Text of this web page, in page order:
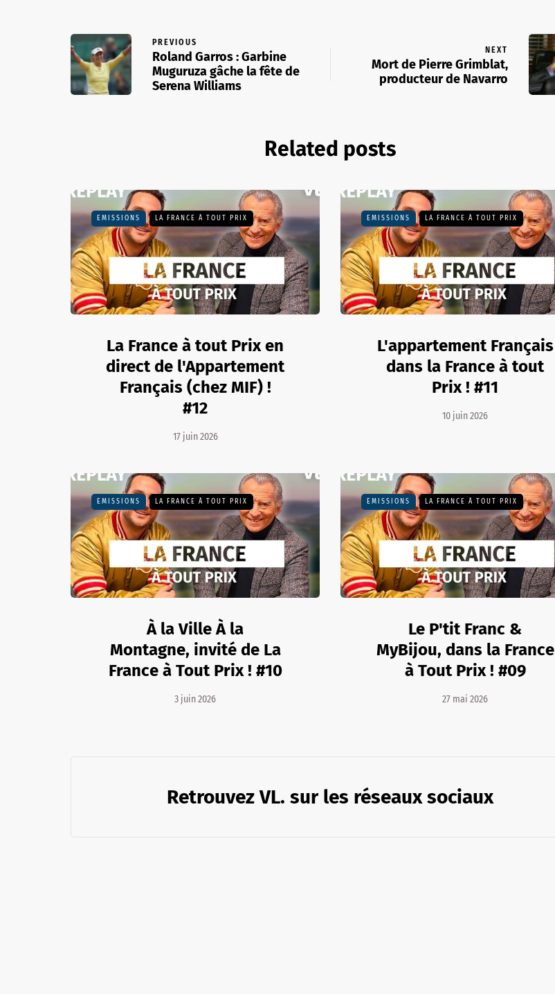
PREVIOUS
Roland Garros : Garbine
Muguruza gâche la fête de
Serena Williams
NEXT
Mort de Pierre Grimblat,
producteur de Navarro
Related posts
EMISSIONS LA FRANCE À TOUT PRIX
La France à tout Prix en
direct de l'Appartement
Français (chez MIF) !
#12
17 juin 2026
EMISSIONS LA FRANCE À TOUT PRIX
L'appartement Français
dans la France à tout
Prix ! #11
10 juin 2026
EMISSIONS LA FRANCE À TOUT PRIX
À la Ville À la
Montagne, invité de La
France à Tout Prix ! #10
3 juin 2026
EMISSIONS LA FRANCE À TOUT PRIX
Le P'tit Franc &
MyBijou, dans la France
à Tout Prix ! #09
27 mai 2026
Retrouvez VL. sur les réseaux sociaux